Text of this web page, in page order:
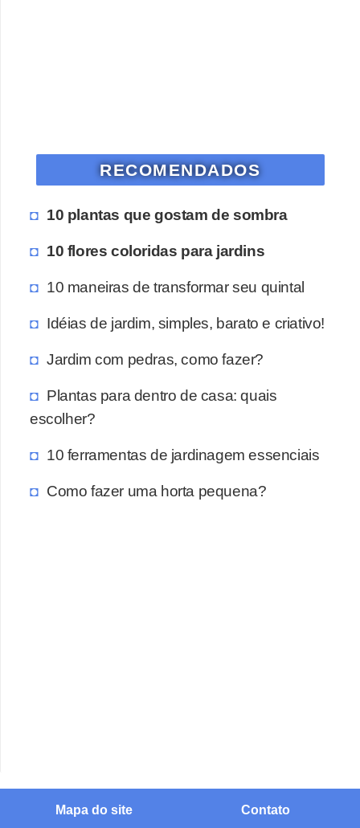
RECOMENDADOS
10 plantas que gostam de sombra
10 flores coloridas para jardins
10 maneiras de transformar seu quintal
Idéias de jardim, simples, barato e criativo!
Jardim com pedras, como fazer?
Plantas para dentro de casa: quais
escolher?
10 ferramentas de jardinagem essenciais
Como fazer uma horta pequena?
Mapa do site
Contato